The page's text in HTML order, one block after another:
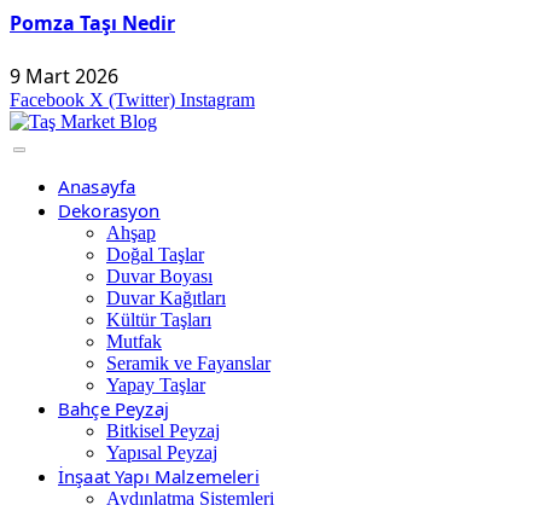
Pomza Taşı Nedir
9 Mart 2026
Facebook X (Twitter) Instagram
Anasayfa
Dekorasyon
Ahşap
Doğal Taşlar
Duvar Boyası
Duvar Kağıtları
Kültür Taşları
Mutfak
Seramik ve Fayanslar
Yapay Taşlar
Bahçe Peyzaj
Bitkisel Peyzaj
Yapısal Peyzaj
İnşaat Yapı Malzemeleri
Aydınlatma Sistemleri